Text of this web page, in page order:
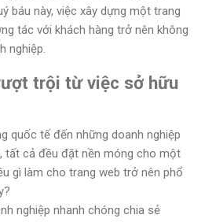
báu này, việc xây dựng một trang
tác với khách hàng trở nên không
nghiệp.
trội từ việc sở hữu
quốc tế đến những doanh nghiệp
tất cả đều đặt nền móng cho một
gì làm cho trang web trở nên phổ
nghiệp nhanh chóng chia sẻ